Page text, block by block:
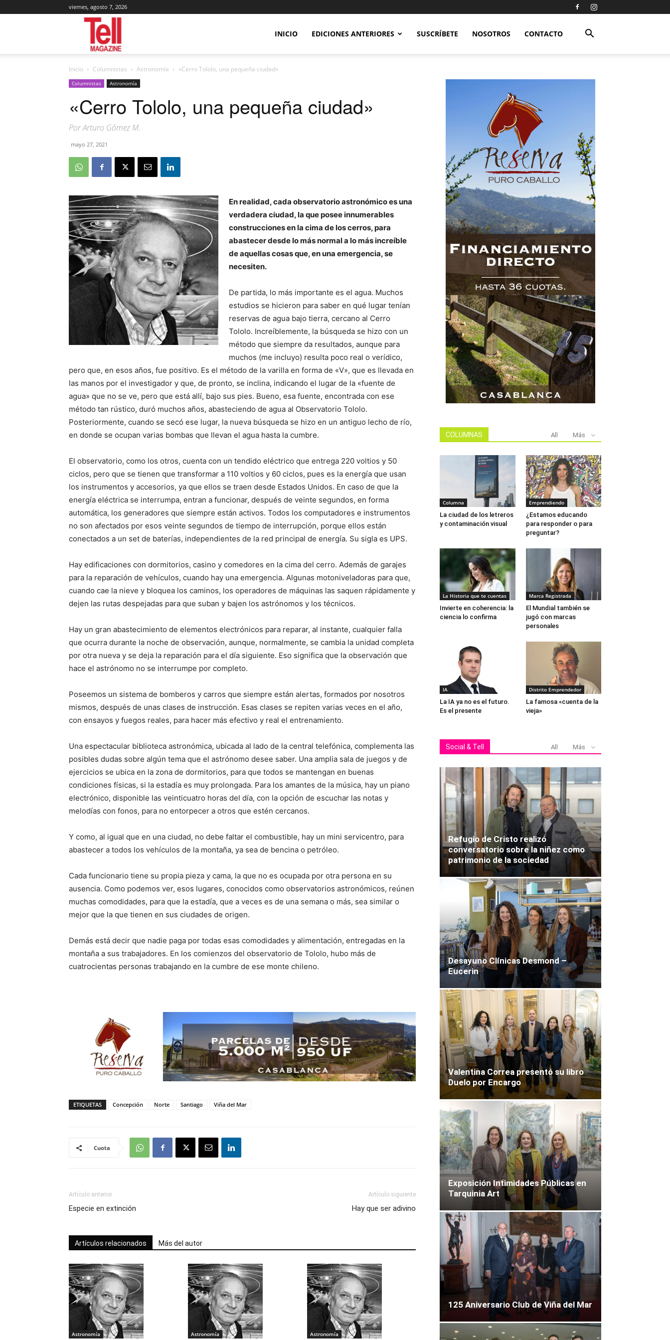
viernes, agosto 7, 2026
Magazine
INICIO EDICIONES ANTERIORES SUSCRÍBETE NOSOTROS CONTACTO
Inicio Columnistas Astronomía «Cerro Tololo, una pequeña ciudad»
Columnistas Astronomía
«Cerro Tololo, una pequeña ciudad»
Por Arturo Gómez M.
mayo 27, 2021
En realidad, cada observatorio astronómico es una
verdadera ciudad, la que posee innumerables
construcciones en la cima de los cerros, para
abastecer desde lo más normal a lo más increíble
de aquellas cosas que, en una emergencia, se
necesiten.
De partida, lo más importante es el agua. Muchos
estudios se hicieron para saber en qué lugar tenían
reservas de agua bajo tierra, cercano al Cerro
Tololo. Increíblemente, la búsqueda se hizo con un
método que siempre da resultados, aunque para
muchos (me incluyo) resulta poco real o verídico,
pero que, en esos años, fue positivo. Es el método de la varilla en forma de «V», que es llevada en
las manos por el investigador y que, de pronto, se inclina, indicando el lugar de la «fuente de
agua» que no se ve, pero que está allí, bajo sus pies. Bueno, esa fuente, encontrada con ese
método tan rústico, duró muchos años, abasteciendo de agua al Observatorio Tololo.
Posteriormente, cuando se secó ese lugar, la nueva búsqueda se hizo en un antiguo lecho de río,
en donde se ocupan varias bombas que llevan el agua hasta la cumbre.
El observatorio, como los otros, cuenta con un tendido eléctrico que entrega 220 voltios y 50
ciclos, pero que se tienen que transformar a 110 voltios y 60 ciclos, pues es la energía que usan
los instrumentos y accesorios, ya que ellos se traen desde Estados Unidos. En caso de que la
energía eléctrica se interrumpa, entran a funcionar, después de veinte segundos, en forma
automática, los generadores que siempre están activos. Todos los computadores e instrumentos
no son afectados por esos veinte segundos de tiempo de interrupción, porque ellos están
conectados a un set de baterías, independientes de la red principal de energía. Su sigla es UPS.
Hay edificaciones con dormitorios, casino y comedores en la cima del cerro. Además de garajes
para la reparación de vehículos, cuando hay una emergencia. Algunas motoniveladoras para que,
cuando cae la nieve y bloquea los caminos, los operadores de máquinas las saquen rápidamente y
dejen las rutas despejadas para que suban y bajen los astrónomos y los técnicos.
Hay un gran abastecimiento de elementos electrónicos para reparar, al instante, cualquier falla
que ocurra durante la noche de observación, aunque, normalmente, se cambia la unidad completa
por otra nueva y se deja la reparación para el día siguiente. Eso significa que la observación que
hace el astrónomo no se interrumpe por completo.
Poseemos un sistema de bomberos y carros que siempre están alertas, formados por nosotros
mismos, después de unas clases de instrucción. Esas clases se repiten varias veces en el año,
con ensayos y fuegos reales, para hacer más efectivo y real el entrenamiento.
Una espectacular biblioteca astronómica, ubicada al lado de la central telefónica, complementa las
posibles dudas sobre algún tema que el astrónomo desee saber. Una amplia sala de juegos y de
ejercicios se ubica en la zona de dormitorios, para que todos se mantengan en buenas
condiciones físicas, si la estadía es muy prolongada. Para los amantes de la música, hay un piano
electrónico, disponible las veinticuatro horas del día, con la opción de escuchar las notas y
melodías con fonos, para no entorpecer a otros que estén cercanos.
Y como, al igual que en una ciudad, no debe faltar el combustible, hay un mini servicentro, para
abastecer a todos los vehículos de la montaña, ya sea de bencina o petróleo.
Cada funcionario tiene su propia pieza y cama, la que no es ocupada por otra persona en su
ausencia. Como podemos ver, esos lugares, conocidos como observatorios astronómicos, reúnen
muchas comodidades, para que la estadía, que a veces es de una semana o más, sea similar o
mejor que la que tienen en sus ciudades de origen.
Demás está decir que nadie paga por todas esas comodidades y alimentación, entregadas en la
montaña a sus trabajadores. En los comienzos del observatorio de Tololo, hubo más de
cuatrocientas personas trabajando en la cumbre de ese monte chileno.
ETIQUETAS Concepción Norte Santiago Viña del Mar
Cuota
Artículo anterior
Especie en extinción
Artículo siguiente
Hay que ser adivino
Artículos relacionados Más del autor
Astronomía Astronomía Astronomía
COLUMNAS All Más
Columna
La ciudad de los letreros
y contaminación visual
Emprendiendo
¿Estamos educando
para responder o para
preguntar?
La Historia que te cuentas
Invierte en coherencia: la
ciencia lo confirma
Marca Registrada
El Mundial también se
jugó con marcas
personales
IA
La IA ya no es el futuro.
Es el presente
Distrito Emprendedor
La famosa «cuenta de la
vieja»
Social & Tell All Más
Refugio de Cristo realizó
conversatorio sobre la niñez como
patrimonio de la sociedad
Desayuno Clínicas Desmond –
Eucerin
Valentina Correa presentó su libro
Duelo por Encargo
Exposición Intimidades Públicas en
Tarquinia Art
125 Aniversario Club de Viña del Mar